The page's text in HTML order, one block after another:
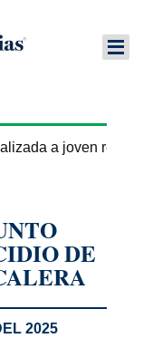
a joven
DE
2025